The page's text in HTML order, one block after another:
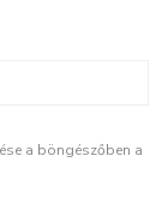
a böngészőben a